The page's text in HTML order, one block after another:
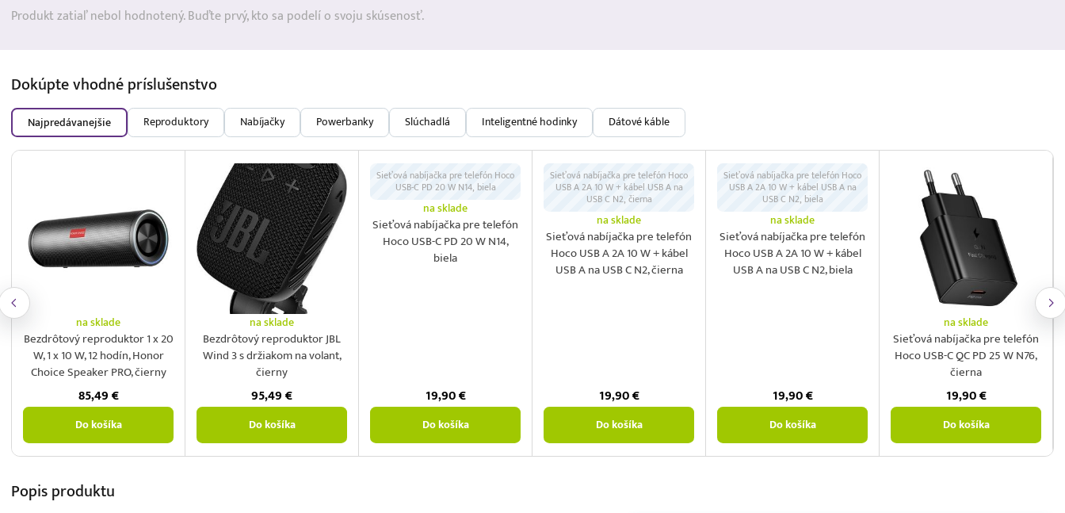
Produkt zatiaľ nebol hodnotený. Buďte prvý, kto sa podelí o svoju skúsenosť.
Dokúpte vhodnépríslušenstvo
Najpredávanejšie Reproduktory Nabíjačky Powerbanky Slúchadlá Inteligentné hodinky Dátové káble
na sklade
Bezdrôtový reproduktor 1 x 20
W, 1 x 10 W, 12 hodín, Honor
Choice Speaker PRO, čierny
85,49€
Do košíka
na sklade
Bezdrôtový reproduktor JBL
Wind 3 s držiakom na volant,
čierny
95,49€
Do košíka
Sieťová nabíjačka pre telefón Hoco
USB-C PD 20 W N14, biela
na sklade
Sieťová nabíjačka pre telefón
Hoco USB-C PD 20 W N14,
biela
19,90€
Do košíka
Sieťová nabíjačka pre telefón Hoco
USB A 2A 10 W + kábel USB A na
USB C N2, čierna
na sklade
Sieťová nabíjačka pre telefón
Hoco USB A 2A 10 W + kábel
USB A na USB C N2, čierna
19,90€
Do košíka
Sieťová nabíjačka pre telefón Hoco
USB A 2A 10 W + kábel USB A na
USB C N2, biela
na sklade
Sieťová nabíjačka pre telefón
Hoco USB A 2A 10 W + kábel
USB A na USB C N2, biela
19,90€
Do košíka
na sklade
Sieťová nabíjačka pre telefón
Hoco USB-C QC PD 25 W N76,
čierna
19,90€
Do košíka
Popisproduktu